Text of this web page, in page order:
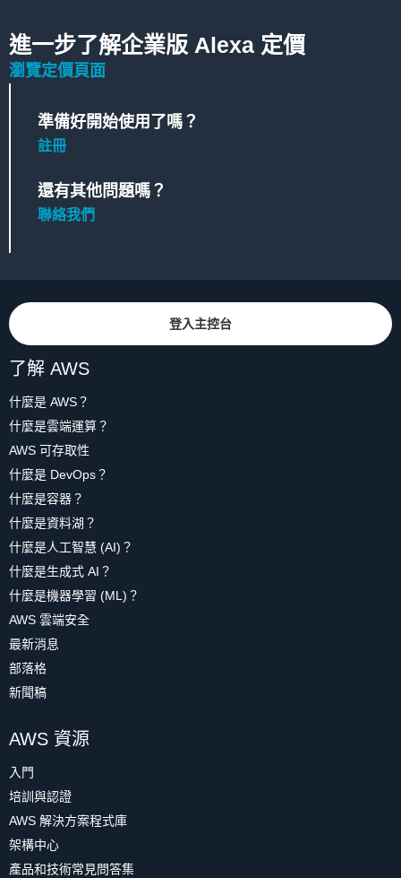
進一步了解企業版 Alexa 定價
瀏覽定價頁面
準備好開始使用了嗎？
註冊
還有其他問題嗎？
聯絡我們
登入主控台
了解 AWS
什麼是 AWS？
什麼是雲端運算？
AWS 可存取性
什麼是 DevOps？
什麼是容器？
什麼是資料湖？
什麼是人工智慧 (AI)？
什麼是生成式 AI？
什麼是機器學習 (ML)？
AWS 雲端安全
最新消息
部落格
新聞稿
AWS 資源
入門
培訓與認證
AWS 解決方案程式庫
架構中心
產品和技術常見問答集